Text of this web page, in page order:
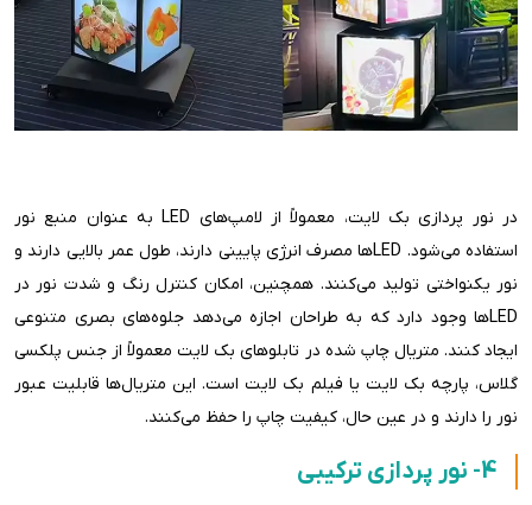
در نور پردازی بک لایت، معمولاً از لامپ‌های LED به عنوان منبع نور
استفاده می‌شود. LEDها مصرف انرژی پایینی دارند، طول عمر بالایی دارند و
نور یکنواختی تولید می‌کنند. همچنین، امکان کنترل رنگ و شدت نور در
LEDها وجود دارد که به طراحان اجازه می‌دهد جلوه‌های بصری متنوعی
ایجاد کنند. متریال چاپ شده در تابلوهای بک لایت معمولاً از جنس پلکسی
گلاس، پارچه بک لایت یا فیلم بک لایت است. این متریال‌ها قابلیت عبور
نور را دارند و در عین حال، کیفیت چاپ را حفظ می‌کنند.
4- نور پردازی ترکیبی